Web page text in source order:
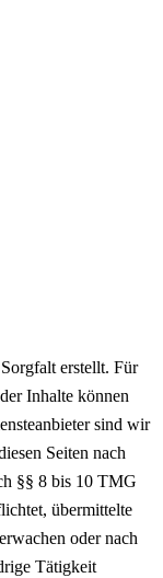
erstellt. Für
Inhalte können
sind wir
Seiten nach
§§ 8 bis 10 TMG
übermittelte
oder nach
Tätigkeit